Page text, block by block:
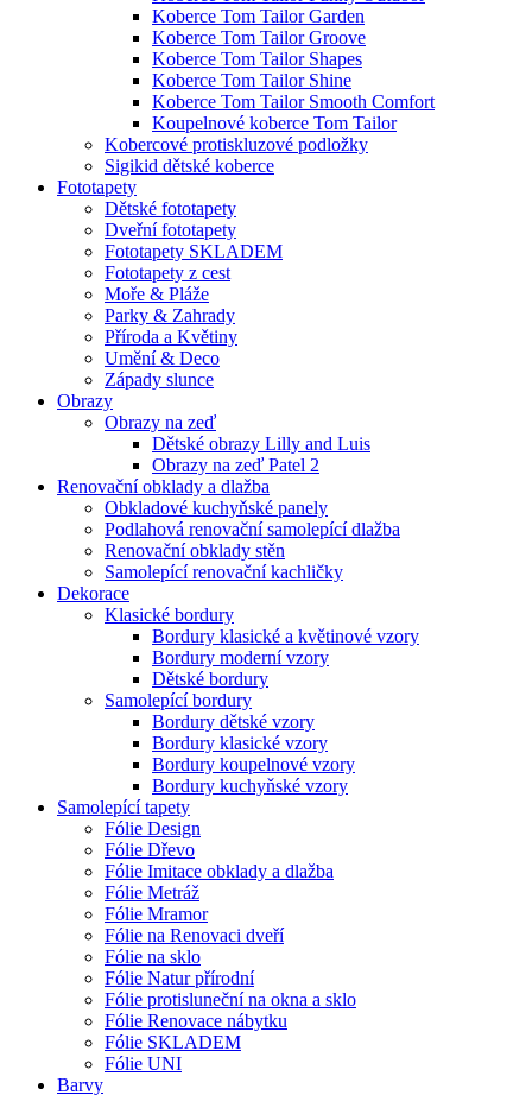
Koberce Tom Tailor Garden
Koberce Tom Tailor Groove
Koberce Tom Tailor Shapes
Koberce Tom Tailor Shine
Koberce Tom Tailor Smooth Comfort
Koupelnové koberce Tom Tailor
Kobercové protiskluzové podložky
Sigikid dětské koberce
Fototapety
Dětské fototapety
Dveřní fototapety
Fototapety SKLADEM
Fototapety z cest
Moře & Pláže
Parky & Zahrady
Příroda a Květiny
Umění & Deco
Západy slunce
Obrazy
Obrazy na zeď
Dětské obrazy Lilly and Luis
Obrazy na zeď Patel 2
Renovační obklady a dlažba
Obkladové kuchyňské panely
Podlahová renovační samolepící dlažba
Renovační obklady stěn
Samolepící renovační kachličky
Dekorace
Klasické bordury
Bordury klasické a květinové vzory
Bordury moderní vzory
Dětské bordury
Samolepící bordury
Bordury dětské vzory
Bordury klasické vzory
Bordury koupelnové vzory
Bordury kuchyňské vzory
Samolepící tapety
Fólie Design
Fólie Dřevo
Fólie Imitace obklady a dlažba
Fólie Metráž
Fólie Mramor
Fólie na Renovaci dveří
Fólie na sklo
Fólie Natur přírodní
Fólie protisluneční na okna a sklo
Fólie Renovace nábytku
Fólie SKLADEM
Fólie UNI
Barvy